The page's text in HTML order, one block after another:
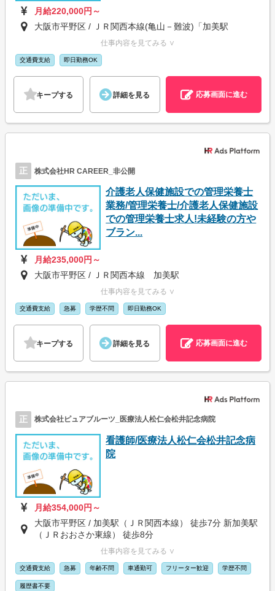
月給220,000円～
大阪市平野区 / ＪＲ関西本線(亀山－難波)「加美駅
仕事内容を見てみる ∨
交通費支給 即日勤務OK
キープする 詳細を見る 応募画面に進む
正 株式会社HR CAREER_非公開
介護老人保健施設での管理栄養士
業務/管理栄養士/介護老人保健施設
での管理栄養士求人!未経験の方や
ブラン...
月給235,000円～
大阪市平野区 / ＪＲ関西本線 加美駅
仕事内容を見てみる ∨
交通費支給 急募 学歴不問 即日勤務OK
キープする 詳細を見る 応募画面に進む
正 株式会社ピュアブルーツ_医療法人松仁会松井記念病院
看護師/医療法人松仁会松井記念病
院
月給354,000円～
大阪市平野区 / 加美駅（ＪＲ関西本線） 徒歩7分 新加美駅
（ＪＲおおさか東線） 徒歩8分
仕事内容を見てみる ∨
交通費支給 急募 年齢不問 車通勤可 フリーター歓迎 学歴不問
履歴書不要